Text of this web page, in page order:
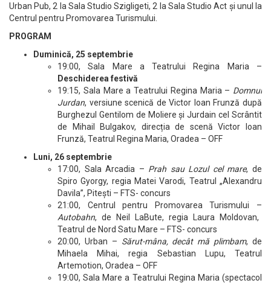
Urban Pub, 2 la Sala Studio Szigligeti, 2 la Sala Studio Act şi unul la
Centrul pentru Promovarea Turismului.
PROGRAM
Duminică, 25 septembrie
19:00, Sala Mare a Teatrului Regina Maria –
Deschiderea festivă
19:15, Sala Mare a Teatrului Regina Maria – Domnul
Jurdan, versiune scenică de Victor Ioan Frunză după
Burghezul Gentilom de Moliere și Jurdain cel Scrântit
de Mihail Bulgakov, direcția de scenă Victor Ioan
Frunză, Teatrul Regina Maria, Oradea – OFF
Luni, 26 septembrie
17:00, Sala Arcadia – Prah sau Lozul cel mare, de
Spiro Gyorgy, regia Matei Varodi, Teatrul „Alexandru
Davila”, Pitești – FTS- concurs
21:00, Centrul pentru Promovarea Turismului –
Autobahn, de Neil LaBute, regia Laura Moldovan,
Teatrul de Nord Satu Mare – FTS- concurs
20:00, Urban – Sărut-mâna, decât mă plimbam, de
Mihaela Mihai, regia Sebastian Lupu, Teatrul
Artemotion, Oradea – OFF
19:00, Sala Mare a Teatrului Regina Maria (spectacol